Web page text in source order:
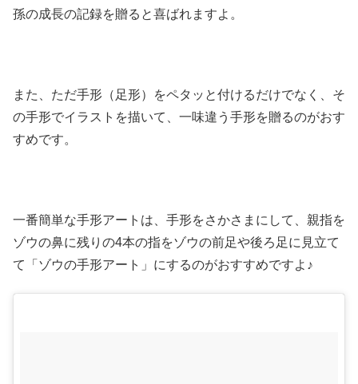
孫の成長の記録を贈ると喜ばれますよ。
また、ただ手形（足形）をペタッと付けるだけでなく、そ
の手形でイラストを描いて、一味違う手形を贈るのがおす
すめです。
一番簡単な手形アートは、手形をさかさまにして、親指を
ゾウの鼻に残りの4本の指をゾウの前足や後ろ足に見立て
て「ゾウの手形アート」にするのがおすすめですよ♪